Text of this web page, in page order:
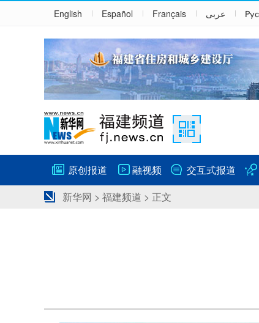
English Español Français عربى
原创报道 融视频 交互式报道
新华网 > 福建频道 > 正文